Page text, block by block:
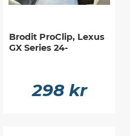
Brodit ProClip, Lexus
GX Series 24-
298 kr